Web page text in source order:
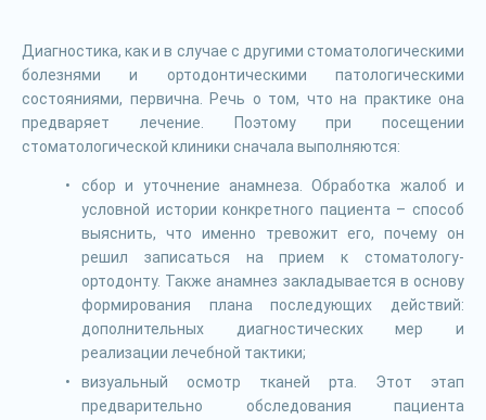
Диагностика, как и в случае с другими стоматологическими
болезнями и ортодонтическими патологическими
состояниями, первична. Речь о том, что на практике она
предваряет лечение. Поэтому при посещении
стоматологической клиники сначала выполняются:
сбор и уточнение анамнеза. Обработка жалоб и
условной истории конкретного пациента – способ
выяснить, что именно тревожит его, почему он
решил записаться на прием к стоматологу-
ортодонту. Также анамнез закладывается в основу
формирования плана последующих действий:
дополнительных диагностических мер и
реализации лечебной тактики;
визуальный осмотр тканей рта. Этот этап
предварительно обследования пациента